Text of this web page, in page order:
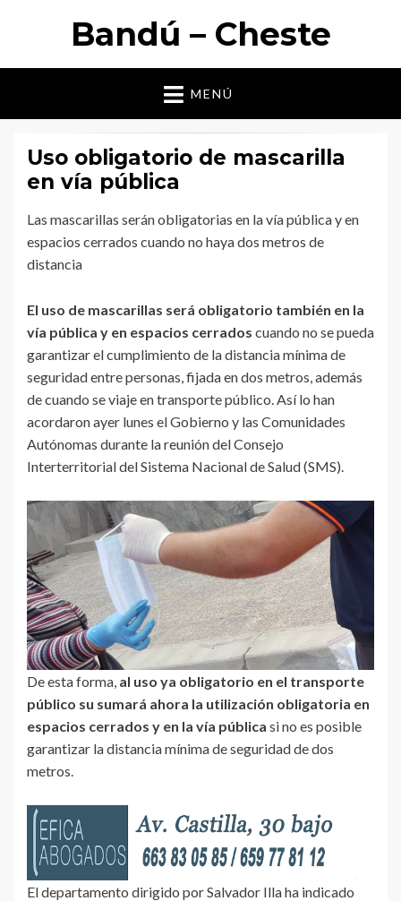
Bandú – Cheste
MENÚ
Uso obligatorio de mascarilla
en vía pública
Las mascarillas serán obligatorias en la vía pública y en
espacios cerrados cuando no haya dos metros de
distancia
El uso de mascarillas será obligatorio también en la
vía pública y en espacios cerrados cuando no se pueda
garantizar el cumplimiento de la distancia mínima de
seguridad entre personas, fijada en dos metros, además
de cuando se viaje en transporte público. Así lo han
acordaron ayer lunes el Gobierno y las Comunidades
Autónomas durante la reunión del Consejo
Interterritorial del Sistema Nacional de Salud (SMS).
De esta forma, al uso ya obligatorio en el transporte
público su sumará ahora la utilización obligatoria en
espacios cerrados y en la vía pública si no es posible
garantizar la distancia mínima de seguridad de dos
metros.
El departamento dirigido por Salvador Illa ha indicado